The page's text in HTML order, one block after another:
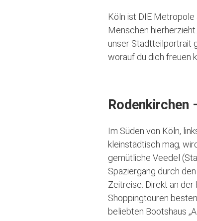
Köln ist DIE Metropole
Menschen
unser Stadtteilportrait
worauf du dich freuen
Rodenkirchen
Im Süden von Köln,
kleinstädtisch mag,
gemütliche Veedel
Spaziergang durch
Zeitreise. Direkt an
Shoppingtouren
beliebten Bootshaus